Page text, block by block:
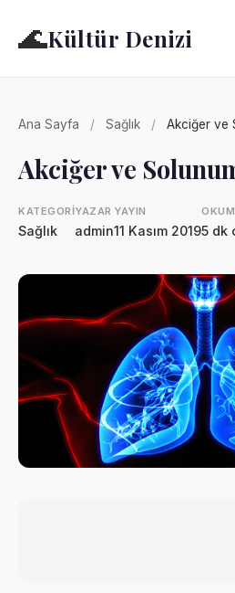
🌊Kültür Denizi
Ana Sayfa / Sağlık / Akciğer ve
Akciğer ve
KATEGORI
Sağlık
YAZAR
admin
YAYIN
11 Kasım 20195 dk